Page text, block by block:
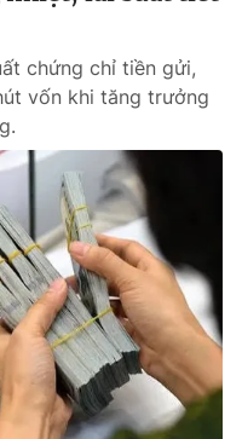
chứng chỉ tiền gửi,
vốn khi tăng trưởng